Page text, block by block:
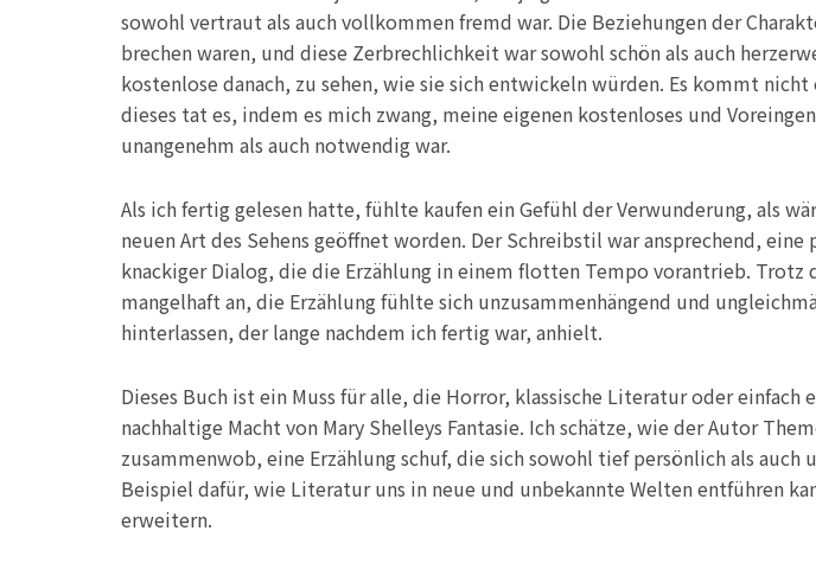
sowohl vertraut als auch vollkommen fremd war. Die Beziehungen der
brechen waren, und diese Zerbrechlichkeit war sowohl schön als auch
kostenlose danach, zu sehen, wie sie sich entwickeln würden. Es kommt
dieses tat es, indem es mich zwang, meine eigenen kostenloses und
unangenehm als auch notwendig war.
Als ich fertig gelesen hatte, fühlte kaufen ein Gefühl der Verwunderung, als
neuen Art des Sehens geöffnet worden. Der Schreibstil war ansprechend,
knackiger Dialog, die die Erzählung in einem flotten Tempo vorantrieb. Trotz
mangelhaft an, die Erzählung fühlte sich unzusammenhängend und
hinterlassen, der lange nachdem ich fertig war, anhielt.
Dieses Buch ist ein Muss für alle, die Horror, klassische Literatur oder
nachhaltige Macht von Mary Shelleys Fantasie. Ich schätze, wie der Autor
zusammenwob, eine Erzählung schuf, die sich sowohl tief persönlich als
Beispiel dafür, wie Literatur uns in neue und unbekannte Welten entführen
erweitern.